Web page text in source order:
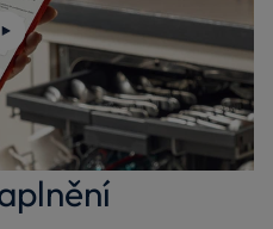
video